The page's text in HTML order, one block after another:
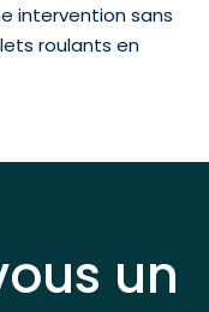
intervention sans
roulants en
un